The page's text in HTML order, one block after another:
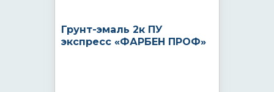
Грунт-эмаль 2к ПУ
экспресс «ФАРБЕН ПРОФ»